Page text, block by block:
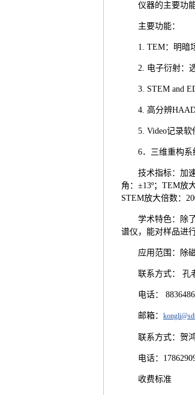
仪器的主要功
主要功能：
1. TEM：明暗
2. 电子衍射：
3. STEM and
4. 高分辨
5. Video记录软
6．三维重构系
技术指标：加
角：±13º；TEM放
STEM放大倍数：
学术特色：除
谱仪，能对样品进
应用范围：除
联系方式： 孔
电话：
邮箱：
联系方式：贺
电话：
收费标准